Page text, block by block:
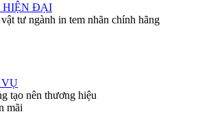
HIỆN ĐẠI
tư ngành in tem nhãn chính hãng
VỤ
tạo nên thương hiệu
mãi